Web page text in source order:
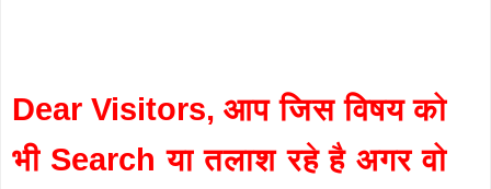
Dear Visitors, आप जिस विषय को
भी Search या तलाश रहे है अगर वो